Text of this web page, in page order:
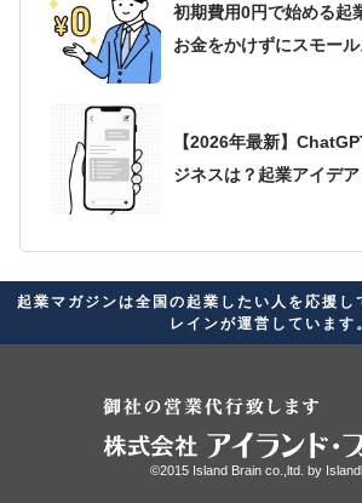
初期費用0円で始める起
お金をかけずにスモー
【2026年最新】
ジネスは？起業アイデ
ない人必見！自分に合
起業家に向いている星座
営者の素質があると言わ
起業マガジンは全国の起業したい人を応援し
レインが運営しています
©2015 Island Brain co.,ltd. by